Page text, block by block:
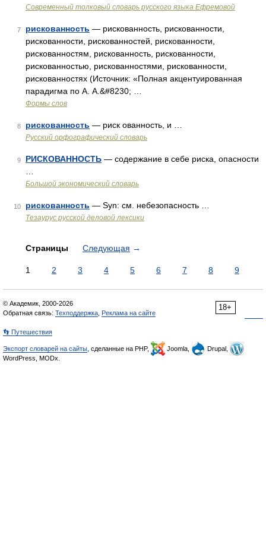
Современный толковый словарь русского языка Ефремовой
7 рискованность — рискованность, рискованности,
рискованности, рискованностей, рискованности,
рискованностям, рискованность, рискованности,
рискованностью, рискованностями, рискованности,
рискованностях (Источник: «Полная акцентуированная
парадигма по А. А.&#8230; …
Формы слов
8 рискованность — риск ованность, и …
Русский орфографический словарь
9 РИСКОВАННОСТЬ — содержание в себе риска, опасности
Большой экономический словарь
10 рискованность — Syn: см. небезопасность …
Тезаурус русской деловой лексики
Страницы Следующая →
1 2 3 4 5 6 7 8 9
18+
© Академик, 2000-2026
Обратная связь: Техподдержка Реклама на сайте
👣 Путешествия
Экспорт словарей на сайты , сделанные на PHP, Joomla,
Drupal,
WordPress, MODx.